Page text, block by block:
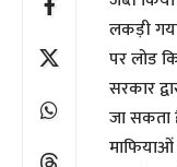
लकड़ी
पर लोड
सरकार
जा सकता